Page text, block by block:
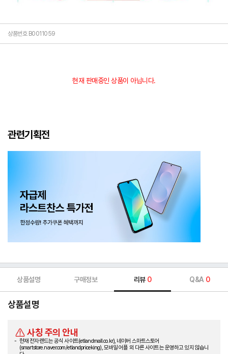
상품번호 B0011059
현재 판매중인 상품이 아닙니다.
관련기획전
상품설명 구매정보 리뷰 0 Q&A 0
상품설명
사칭 주의 안내
현재 전자랜드는 공식 사이트(etlandmall.co.kr), 네이버 스마트스토어
(smartstore.naver.com/etlandpriceking), 모바일 어플 외 다른 사이트는 운영하고 있지 않습니